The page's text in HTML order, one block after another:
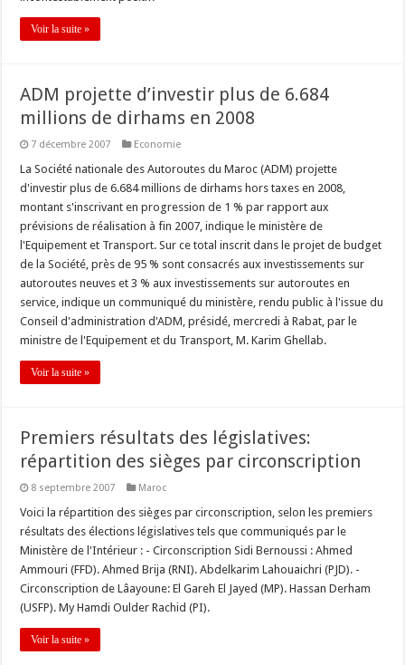
Voir la suite »
ADM projette d’investir plus de 6.684
millions de dirhams en 2008
7 décembre 2007 Economie
La Société nationale des Autoroutes du Maroc (ADM) projette
d'investir plus de 6.684 millions de dirhams hors taxes en 2008,
montant s'inscrivant en progression de 1 % par rapport aux
prévisions de réalisation à fin 2007, indique le ministère de
l'Equipement et Transport. Sur ce total inscrit dans le projet de budget
de la Société, près de 95 % sont consacrés aux investissements sur
autoroutes neuves et 3 % aux investissements sur autoroutes en
service, indique un communiqué du ministère, rendu public à l'issue du
Conseil d'administration d'ADM, présidé, mercredi à Rabat, par le
ministre de l'Equipement et du Transport, M. Karim Ghellab.
Voir la suite »
Premiers résultats des législatives:
répartition des sièges par circonscription
8 septembre 2007 Maroc
Voici la répartition des sièges par circonscription, selon les premiers
résultats des élections législatives tels que communiqués par le
Ministère de l'Intérieur : - Circonscription Sidi Bernoussi : Ahmed
Ammouri (FFD). Ahmed Brija (RNI). Abdelkarim Lahouaichri (PJD). -
Circonscription de Lâayoune: El Gareh El Jayed (MP). Hassan Derham
(USFP). My Hamdi Oulder Rachid (PI).
Voir la suite »